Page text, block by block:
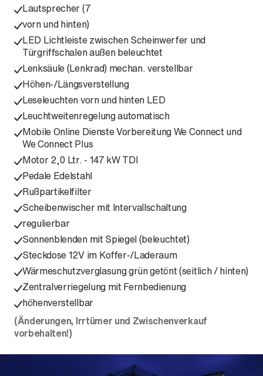
Lautsprecher (7
vorn und hinten)
LED Lichtleiste zwischen Scheinwerfer und
Türgriffschalen außen beleuchtet
Lenksäule (Lenkrad) mechan. verstellbar
Höhen-/Längsverstellung
Leseleuchten vorn und hinten LED
Leuchtweitenregelung automatisch
Mobile Online Dienste Vorbereitung We Connect und
We Connect Plus
Motor 2,0 Ltr. - 147 kW TDI
Pedale Edelstahl
Rußpartikelfilter
Scheibenwischer mit Intervallschaltung
regulierbar
Sonnenblenden mit Spiegel (beleuchtet)
Steckdose 12V im Koffer-/Laderaum
Wärmeschutzverglasung grün getönt (seitlich / hinten)
Zentralverriegelung mit Fernbedienung
höhenverstellbar
(Änderungen, Irrtümer und Zwischenverkauf
vorbehalten!)